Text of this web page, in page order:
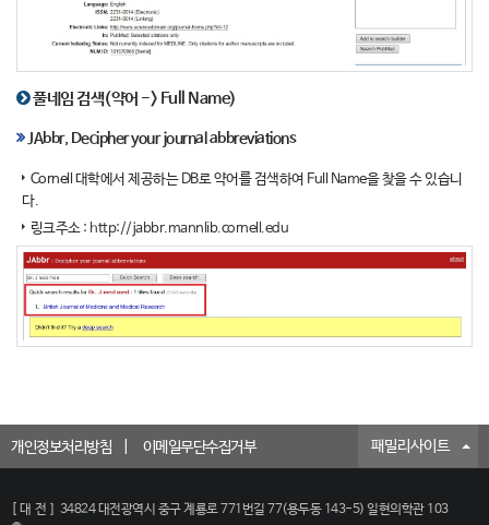
풀네임 검색(약어 -> Full Name)
JAbbr, Decipher your journal abbreviations
Cornell 대학에서 제공하는 DB로 약어를 검색하여 Full Name을 찾을 수 있습니
다.
링크주소 : http://jabbr.mannlib.cornell.edu
개인정보처리방침 이메일무단수집거부 패밀리사이트
[대전]
34824 대전광역시 중구 계룡로 771번길 77(용두동 143-5) 일현의학관 103